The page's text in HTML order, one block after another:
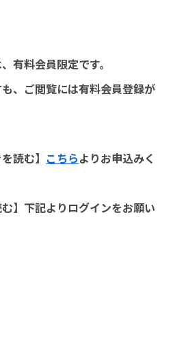
有料会員限定です。
、ご閲覧には有料会員登録が
読む】 こちらよりお申込みく
む】下記よりログインをお願い